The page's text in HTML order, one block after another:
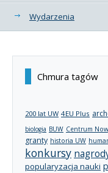
Wydarzenia
Chmura tagów
200 lat UW 4EU Plus
biologia BUW Centrum
granty historia UW
konkursy
popularyzacja nauki